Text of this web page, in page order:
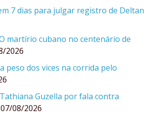
7 dias para julgar registro de Deltan
martírio cubano no centenário de
2026
peso dos vices na corrida pelo
Guzella por fala contra
07/08/2026